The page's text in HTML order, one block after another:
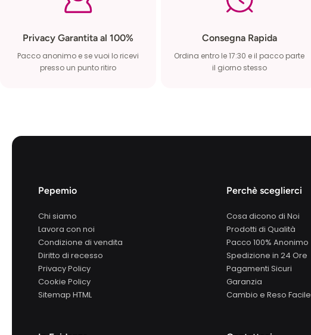
Privacy Garantita al 100%
Pacco anonimo e se vuoi lo ricevi
presso un punto ritiro
Consegna Rapida
Ordina entro le 17:30 e il pacco parte
il giorno stesso
Pepemio
Chi siamo
Lavora con noi
Condizione di vendita
Diritto di recesso
Privacy Policy
Cookie Policy
Sitemap HTML
Perchè sceglierci
Cosa dicono di Noi
Prodotti di Qualità
Pacco 100% Anonimo
Spedizione in 24 Ore
Pagamenti Sicuri
Garanzia
Cambio e Reso Facile